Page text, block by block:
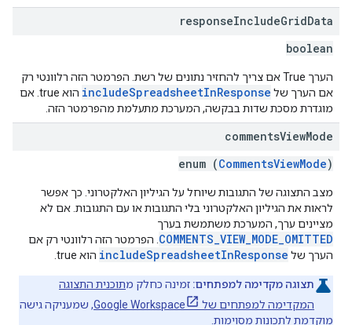
responseIncludeGridData
boolean
הערך True אם צריך להחזיר נתונים של רשת. הפרמטר הזה רלוונטי רק
אם הערך של includeSpreadsheetInResponse
הוא true. אם
מוגדרת מסכת שדות בבקשה, המערכת מתעלמת מהפרמטר הזה.
commentsViewMode
enum (CommentsViewMode)
מצב התצוגה של התגובות שיוחל על הגיליון האלקטרוני. כך אפשר
לראות את הגיליון האלקטרוני בלי התגובות או עם התגובות. אם לא
מציינים ערך, המערכת משתמשת בערך
COMMENTS_VIEW_MODE_OMITTED . הפרמטר הזה רלוונטי רק אם
הערך של includeSpreadsheetInResponse הוא true.
תצוגה מקדימה למפתחים: זמינה כחלק מתוכנית התצוגה
המקדימה למפתחים של Google Workspace
, שמעניקה גישה
מוקדמת לתכונות מסוימות.